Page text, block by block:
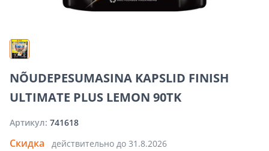
NÕUDEPESUMASINA KAPSLID FINISH
ULTIMATE PLUS LEMON 90TK
Артикул: 741618
Скидка действительно до 31.8.2026